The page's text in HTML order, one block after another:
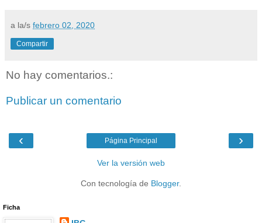
a la/s febrero 02, 2020
Compartir
No hay comentarios.:
Publicar un comentario
‹ ›
Página Principal
Ver la versión web
Con tecnología de Blogger.
Ficha